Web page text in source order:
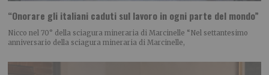
“Onorare gli italiani caduti sul lavoro in ogni parte del mondo”
Nicco nel 70° della sciagura mineraria di Marcinelle “Nel settantesimo
anniversario della sciagura mineraria di Marcinelle,